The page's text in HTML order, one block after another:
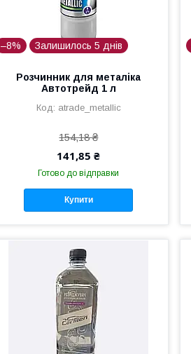
–8% Залишилось 5 днів
Розчинник для металіка
Автотрейд 1 л
atrade_metallic
154,18 ₴
141,85 ₴
Готово до відправки
Купити